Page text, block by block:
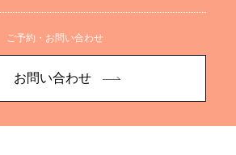
ご予約・お問い合わせ
お問い合わせ